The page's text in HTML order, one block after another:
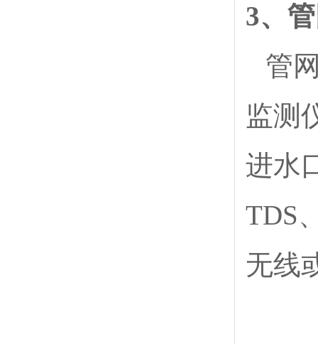
3、
管
监测
进水
TDS
无线